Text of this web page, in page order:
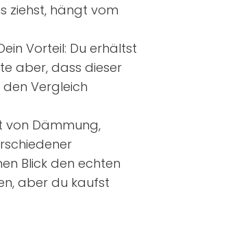
ziehst, hängt vom
Vorteil: Du erhältst
aber, dass dieser
Vergleich
von Dämmung,
Blick den echten
aber du kaufst